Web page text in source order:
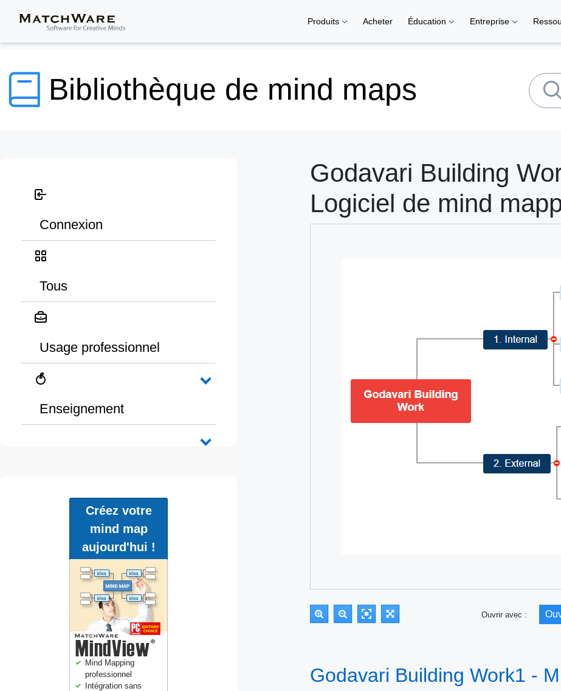
Produits Acheter Éducation Entreprise
Bibliothèque de mind maps
Connexion
Tous
Usage professionnel
Enseignement
Créez votre
mind map
aujourd'hui !
Mind Mapping
professionnel
Intégration sans
Godavari Building
Logiciel de mind
Ouvrir avec :
Godavari Building Work1 -